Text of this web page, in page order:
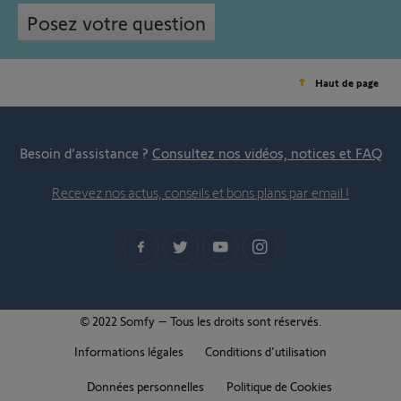
Posez votre question
Haut de page
Besoin d’assistance ? Consultez nos vidéos, notices et FAQ
Recevez nos actus, conseils et bons plans par email !
© 2022 Somfy – Tous les droits sont réservés.
Informations légales
Conditions d'utilisation
Données personnelles Politique de Cookies